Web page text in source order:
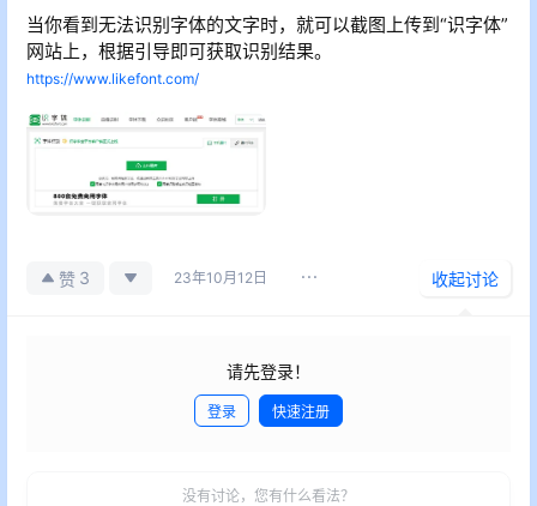
当你看到无法识别字体的文字时，就可以截图上传到“识字体”
网站上，根据引导即可获取识别结果。
https://www.likefont.com/
赞 3 23年10月12日 收起讨论
请先登录！
登录 快速注册
没有讨论，您有什么看法？